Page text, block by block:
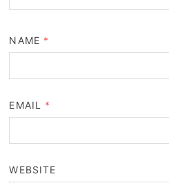
NAME *
EMAIL *
WEBSITE